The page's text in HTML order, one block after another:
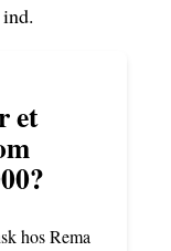
et
hos Rema